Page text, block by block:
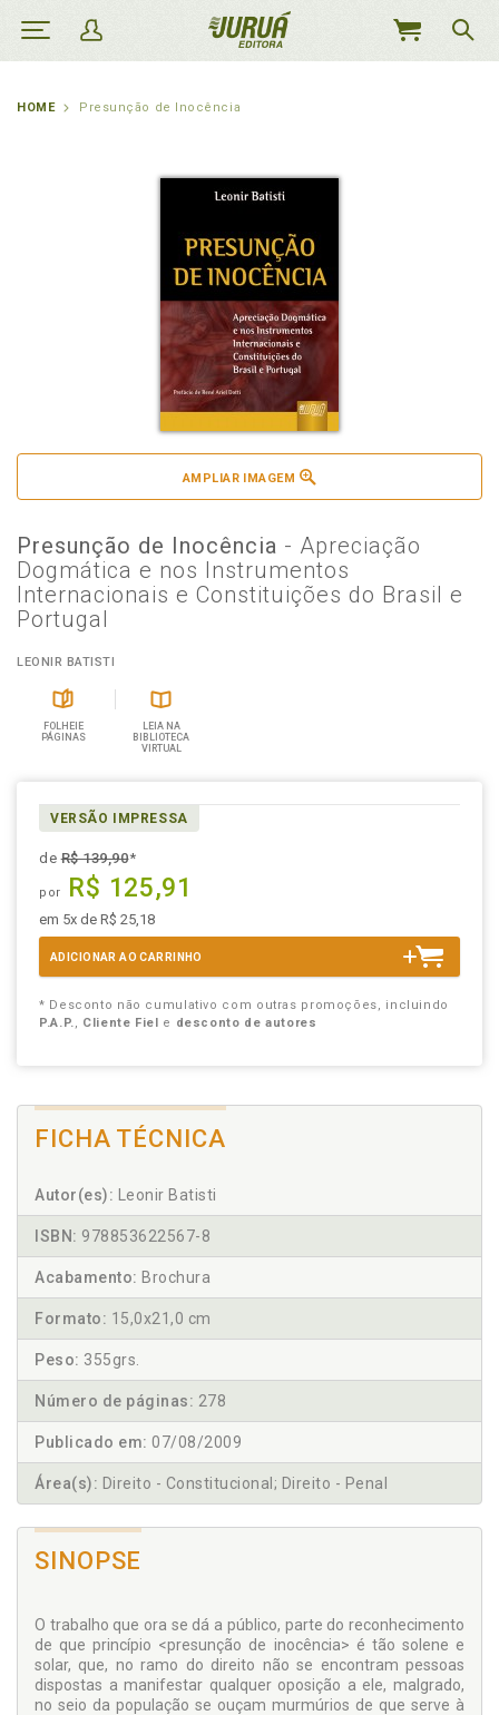
MEU
HOME Presunção de Inocência
AMPLIAR IMAGEM
Presunção de Inocência - Apreciação
Dogmática e nos Instrumentos
Internacionais e Constituições do Brasil e
Portugal
LEONIR BATISTI
FOLHEIE
PÁGINAS
LEIA NA
BIBLIOTECA
VIRTUAL
VERSÃO IMPRESSA
deR$ 139,90*
por R$ 125,91
em 5x de R$ 25,18
ADICIONAR AO CARRINHO
* Desconto não cumulativo com outras promoções, incluindo
P.A.P., Cliente Fiel e desconto de autores
FICHA TÉCNICA
Autor(es): Leonir Batisti
ISBN: 978853622567-8
Acabamento: Brochura
Formato: 15,0x21,0 cm
Peso: 355grs.
Número de páginas: 278
Publicado em: 07/08/2009
Área(s): Direito - Constitucional; Direito - Penal
SINOPSE
O trabalho que ora se dá a público, parte do reconhecimento
de que princípio <presunção de inocência> é tão solene e
solar, que, no ramo do direito não se encontram pessoas
dispostas a manifestar qualquer oposição a ele, malgrado,
no seio da população se ouçam murmúrios de que serve à